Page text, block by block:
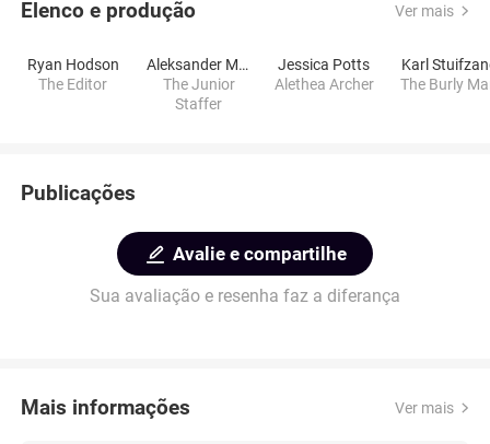
Elenco e produção Ver mais
Ryan Hodson
The Editor
Aleksander Milinkovic
The Junior
Staffer
Jessica Potts
Alethea Archer
Karl
The Burly
Publicações
Avalie e compartilhe
Sua avaliação e resenha faz a diferança
Mais informações Ver mais